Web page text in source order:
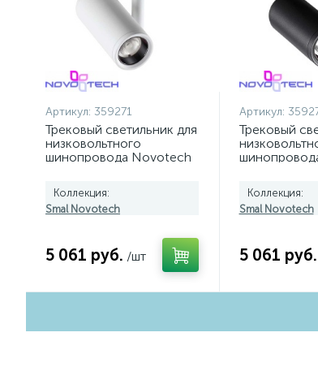
Артикул: 359271
Трековый светильник для
низковольтного
шинопровода Novotech
Коллекция:
Smal Novotech
5 061 руб. /шт
Артикул:
Трековый
Коллекция:
Smal Novotech
5 061 руб.